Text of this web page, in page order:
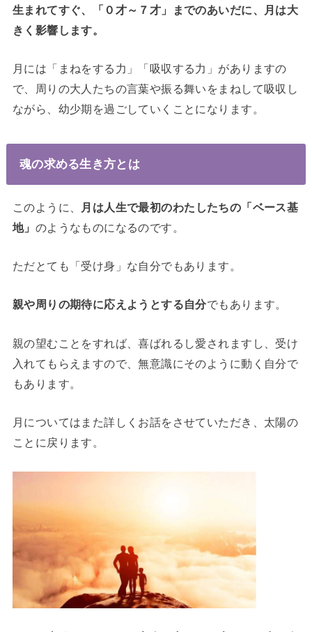
生まれてすぐ、「０才～７才」までのあいだに、月は大
きく影響します。
月には「まねをする力」「吸収する力」がありますの
で、周りの大人たちの言葉や振る舞いをまねして吸収し
ながら、幼少期を過ごしていくことになります。
魂の求める生き方とは
このように、
月は人生で最初のわたしたちの「ベース基
地」 のようなものになるのです。
ただとても「受け身」な自分でもあります。
親や周りの期待に応えようとする自分でもあります。
親の望むことをすれば、喜ばれるし愛されますし、受け
入れてもらえますので、無意識にそのように動く自分で
もあります。
月についてはまた詳しくお話をさせていただき、太陽の
ことに戻ります。